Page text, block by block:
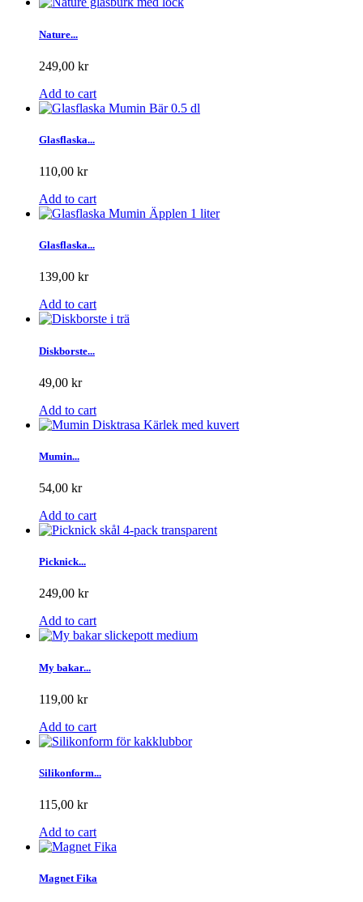
Nature...
249,00 kr
Add to cart
Glasflaska...
110,00 kr
Add to cart
Glasflaska...
139,00 kr
Add to cart
Diskborste...
49,00 kr
Add to cart
Mumin...
54,00 kr
Add to cart
Picknick...
249,00 kr
Add to cart
My bakar...
119,00 kr
Add to cart
Silikonform...
115,00 kr
Add to cart
Magnet Fika